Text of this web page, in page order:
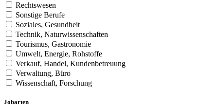
Rechtswesen
Sonstige Berufe
Soziales, Gesundheit
Technik, Naturwissenschaften
Tourismus, Gastronomie
Umwelt, Energie, Rohstoffe
Verkauf, Handel, Kundenbetreuung
Verwaltung, Büro
Wissenschaft, Forschung
Jobarten